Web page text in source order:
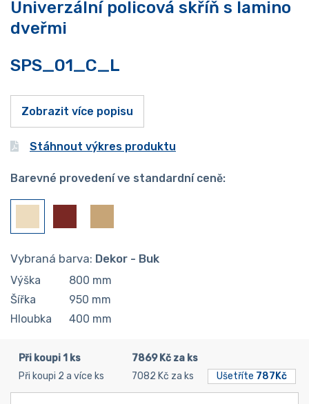
Univerzální policová skříň s lamino
dveřmi
SPS_01_C_L
Zobrazit více popisu
Stáhnout výkres produktu
Barevné provedení ve standardní ceně:
Vybraná barva: Dekor - Buk
Výška 800 mm
Šířka
950 mm
Hloubka
400 mm
Při koupi 1 ks
7869 Kč za ks
Při koupi 2 a více ks
7082 Kč za ks Ušetříte 787Kč